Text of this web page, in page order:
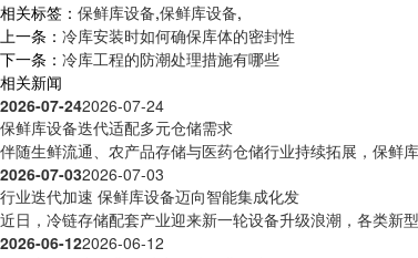
相关标签： 保鲜库设备,保鲜库设备,
上一条： 冷库安装时如何确保库体的密封性
下一条： 冷库工程的防潮处理措施有哪些
相关新闻
2026-07-242026-07-24
保鲜库设备迭代适配多元仓储需求
伴随生鲜流通、农产品存储与医药仓储行业持续拓展，保鲜
2026-07-032026-07-03
行业迭代加速 保鲜库设备迈向智能集成化发
近日，冷链存储配套产业迎来新一轮设备升级浪潮，各类新
2026-06-122026-06-12